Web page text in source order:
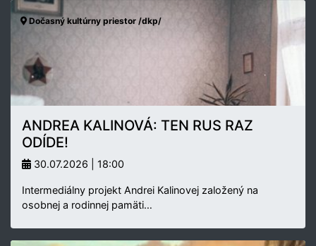
Dočasný kultúrny priestor /dkp/
ANDREA KALINOVÁ: TEN RUS RAZ
ODÍDE!
30.07.2026 | 18:00
Intermediálny projekt Andrei Kalinovej založený na
osobnej a rodinnej pamäti…